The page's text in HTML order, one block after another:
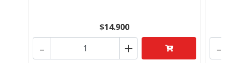
$14.900
+
- -